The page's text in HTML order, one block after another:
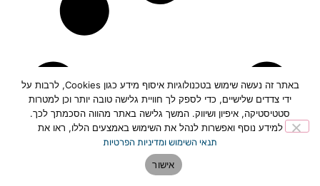
באתר זה נעשה שימוש בטכנולוגיות איסוף מידע כגון Cookies, לרבות על
ידי צדדים שלישיים, כדי לספק לך חוויית גלישה טובה יותר וכן למטרות
סטטיסטיקה, איפיון ושיווק. המשך גלישה באתר מהווה הסכמתך לכך.
למידע נוסף ואפשרות לנהל את השימוש באמצעים הללו, ראו את
תנאי השימוש ומדיניות הפרטיות
אישור